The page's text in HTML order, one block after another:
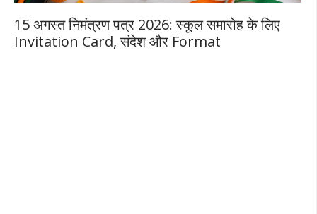
15 अगस्त निमंत्रण पत्र 2026: स्कूल समारोह के लिए
Invitation Card, संदेश और Format